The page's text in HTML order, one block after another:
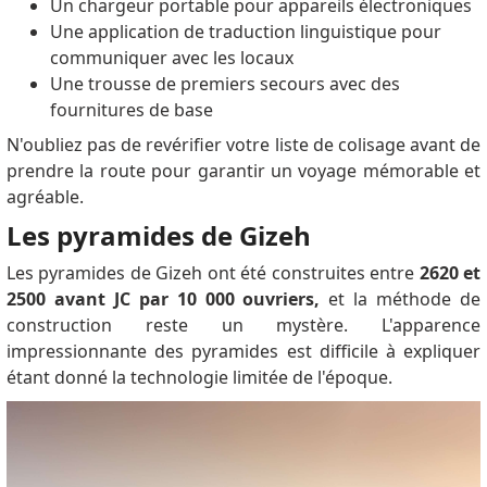
Feel invited to message @ChiefAbundanceOfficer on
Instagram if I can be of any other service to you;
though try your local embassy/consulate as they
were most helpful to me AND "May The Process Be
With You".
shaima
dit:
1. Go to the website of the Egyptian Ministry of
Interior. 2. Click on "Visa Application". 3. Select
"Multiple-Entry Visa". 4. Fill out the application form.
5. Upload the required photos and documents. 6. Pay
the visa fee. 7. Wait for your application to be
processed. *Here is a brief explanation of each step:*
1. *Go to the website of the Egyptian Ministry of
Interior:* Open your web browser and type the
address of the Egyptian Ministry of Interior website
Un chargeur portable pour appareils électroniques
Une application de traduction linguistique pour
communiquer avec les locaux
Une trousse de premiers secours avec des
fournitures de base
N'oubliez pas de revérifier votre liste de colisage avant de
prendre la route pour garantir un voyage mémorable et
agréable.
Les pyramides de Gizeh
Les pyramides de Gizeh ont été construites entre 2620 et
2500 avant JC par 10 000 ouvriers, et la méthode de
construction reste un mystère. L'apparence
impressionnante des pyramides est difficile à expliquer
étant donné la technologie limitée de l'époque.